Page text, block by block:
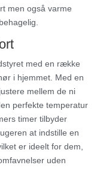
men også varme
med en række
i hjemmet. Med en
mellem de ni
perfekte temperatur
timer tilbyder
at indstille en
er ideelt for dem,
uden